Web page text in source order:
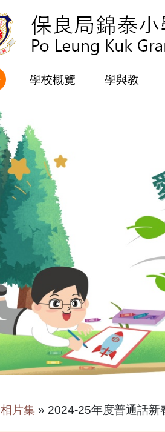
學校概覽 學與教
相片集 » 2024-25年度普通話新